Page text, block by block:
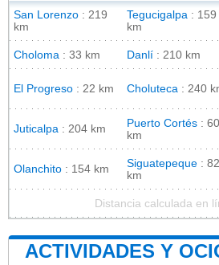
San Lorenzo : 219
km
Tegucigalpa : 159
km
Choloma : 33 km Danlí : 210 km
El Progreso : 22 km Choluteca : 240
Juticalpa : 204 km Puerto Cortés : 60
km
Olanchito : 154 km Siguatepeque : 82
km
Distancia calculada en
ACTIVIDADES Y